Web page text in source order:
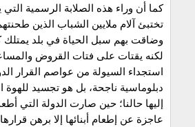
كما أن وراء هذه الصلابة الرسمية التي
تختبئ آلام ملايين الشباب الذين
وضاقت بهم سبل الحياة في بلد يمتلك
لكنه يقتات على فتات القروض
استجداء السيولة من عواصم القرار
دبلوماسية ناجحة، بل هو تجسيد للهوة
إليها حالنا؛ حين صارت الدولة التي
عاجزة عن إطعام أبنائها إلا برهن